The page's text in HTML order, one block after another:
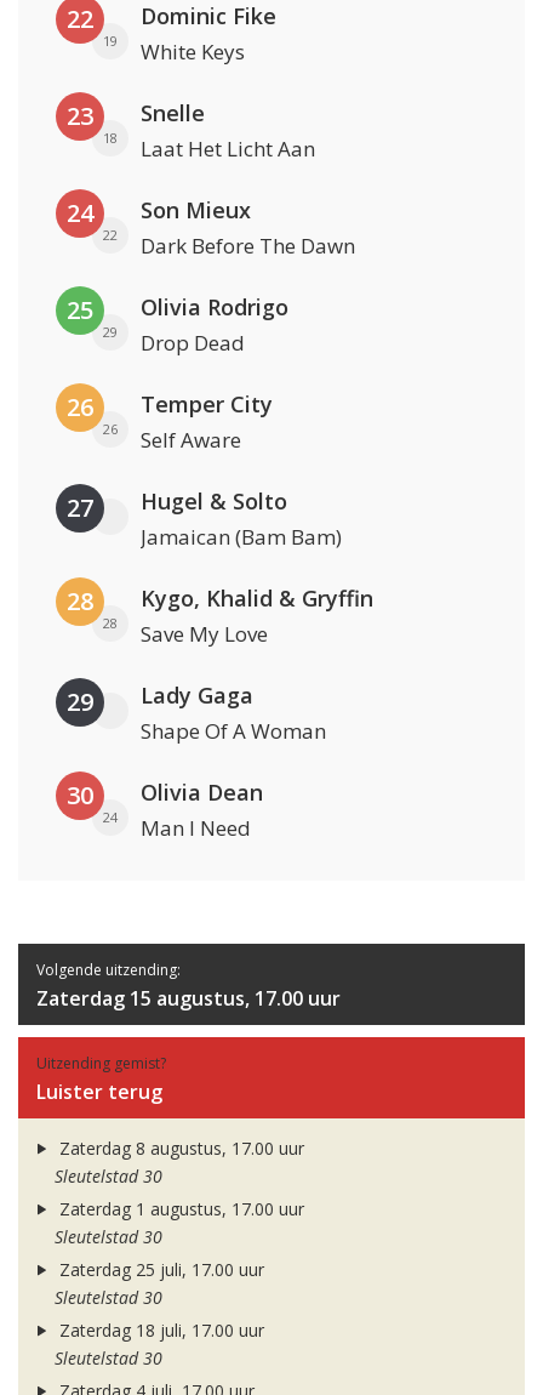
22
19
Dominic Fike
White Keys
23
18
Snelle
Laat Het Licht Aan
24
22
Son Mieux
Dark Before The Dawn
25
29
Olivia Rodrigo
Drop Dead
26
26
Temper City
Self Aware
27 Hugel & Solto
Jamaican (Bam Bam)
28
28
Kygo, Khalid & Gryffin
Save My Love
29 Lady Gaga
Shape Of A Woman
30
24
Olivia Dean
Man I Need
Volgende uitzending:
Zaterdag 15 augustus, 17.00 uur
Uitzending gemist?
Luister terug
Zaterdag 8 augustus, 17.00 uur
Sleutelstad 30
Zaterdag 1 augustus, 17.00 uur
Sleutelstad 30
Zaterdag 25 juli, 17.00 uur
Sleutelstad 30
Zaterdag 18 juli, 17.00 uur
Sleutelstad 30